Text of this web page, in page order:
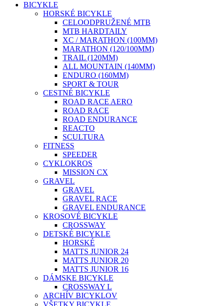
BICYKLE
HORSKÉ BICYKLE
CELOODPRUŽENÉ MTB
MTB HARDTAILY
XC / MARATHON (100MM)
MARATHON (120/100MM)
TRAIL (120MM)
ALL MOUNTAIN (140MM)
ENDURO (160MM)
SPORT & TOUR
CESTNÉ BICYKLE
ROAD RACE AERO
ROAD RACE
ROAD ENDURANCE
REACTO
SCULTURA
FITNESS
SPEEDER
CYKLOKROS
MISSION CX
GRAVEL
GRAVEL
GRAVEL RACE
GRAVEL ENDURANCE
KROSOVÉ BICYKLE
CROSSWAY
DETSKÉ BICYKLE
HORSKÉ
MATTS JUNIOR 24
MATTS JUNIOR 20
MATTS JUNIOR 16
DÁMSKE BICYKLE
CROSSWAY L
ARCHÍV BICYKLOV
VŠETKY BICYKLE